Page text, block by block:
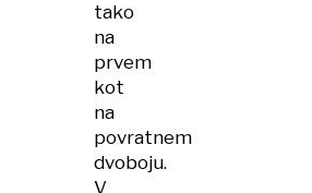
tako
na
prvem
kot
na
povratnem
dvoboju.
V